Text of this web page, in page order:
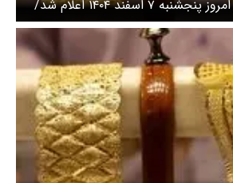
قیمت طلای ۲۴ عیار امروز پنجشنبه ۷ اسفند ۱۴۰۴ اعلام شد/